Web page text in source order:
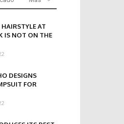
AT
IS NOT ON THE
DESIGNS
FOR